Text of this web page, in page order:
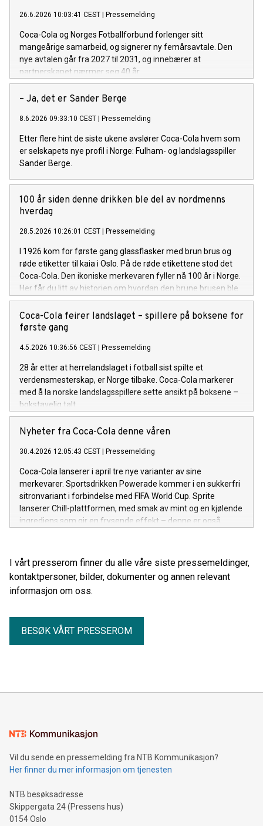
26.6.2026 10:03:41 CEST Pressemelding
Coca-Cola og Norges Fotballforbund forlenger sitt
mangeårige samarbeid, og signerer ny femårsavtale. Den
nye avtalen går fra 2027 til 2031, og innebærer at
partnerskapet nærmer seg 40 år.
– Ja, det er Sander Berge
8.6.2026 09:33:10 CEST Pressemelding
Etter flere hint de siste ukene avslører Coca-Cola hvem som
er selskapets nye profil i Norge: Fulham- og landslagsspiller
Sander Berge.
100 år siden denne drikken ble del av nordmenns
hverdag
28.5.2026 10:26:01 CEST Pressemelding
I 1926 kom for første gang glassflasker med brun brus og
røde etiketter til kaia i Oslo. På de røde etikettene stod det
Coca-Cola. Den ikoniske merkevaren fyller nå 100 år i Norge.
Her får du litt av historien om hvordan den brune brusen ble
del av den norske hverdagen.
Coca-Cola feirer landslaget – spillere på boksene for
første gang
4.5.2026 10:36:56 CEST Pressemelding
28 år etter at herrelandslaget i fotball sist spilte et
verdensmesterskap, er Norge tilbake. Coca-Cola markerer
med å la norske landslagsspillere sette ansikt på boksene –
bokstavelig talt.
Nyheter fra Coca-Cola denne våren
30.4.2026 12:05:43 CEST Pressemelding
Coca-Cola lanserer i april tre nye varianter av sine
merkevarer. Sportsdrikken Powerade kommer i en sukkerfri
sitronvariant i forbindelse med FIFA World Cup. Sprite
lanserer Chill-plattformen, med smak av mint og en kjølende
ingrediens som gir en frysende effekt – denne er også
I vårt presserom finner du alle våre siste pressemeldinger,
kontaktpersoner, bilder, dokumenter og annen relevant
informasjon om oss.
BESØK VÅRT PRESSEROM
Vil du sende en pressemelding fra NTB Kommunikasjon?
Her finner du mer informasjon om tjenesten
NTB besøksadresse
Skippergata 24 (Pressens hus)
0154 Oslo